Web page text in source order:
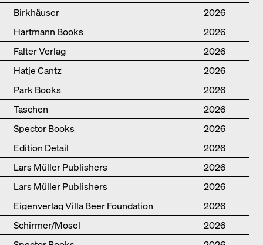
Birkhäuser
2026
Hartmann Books
2026
Falter Verlag
2026
Hatje Cantz
2026
Park Books
2026
Taschen
2026
Spector Books
2026
Edition Detail
2026
Lars Müller Publishers
2026
Lars Müller Publishers
2026
Eigenverlag Villa Beer Foundation
2026
Schirmer/Mosel
2026